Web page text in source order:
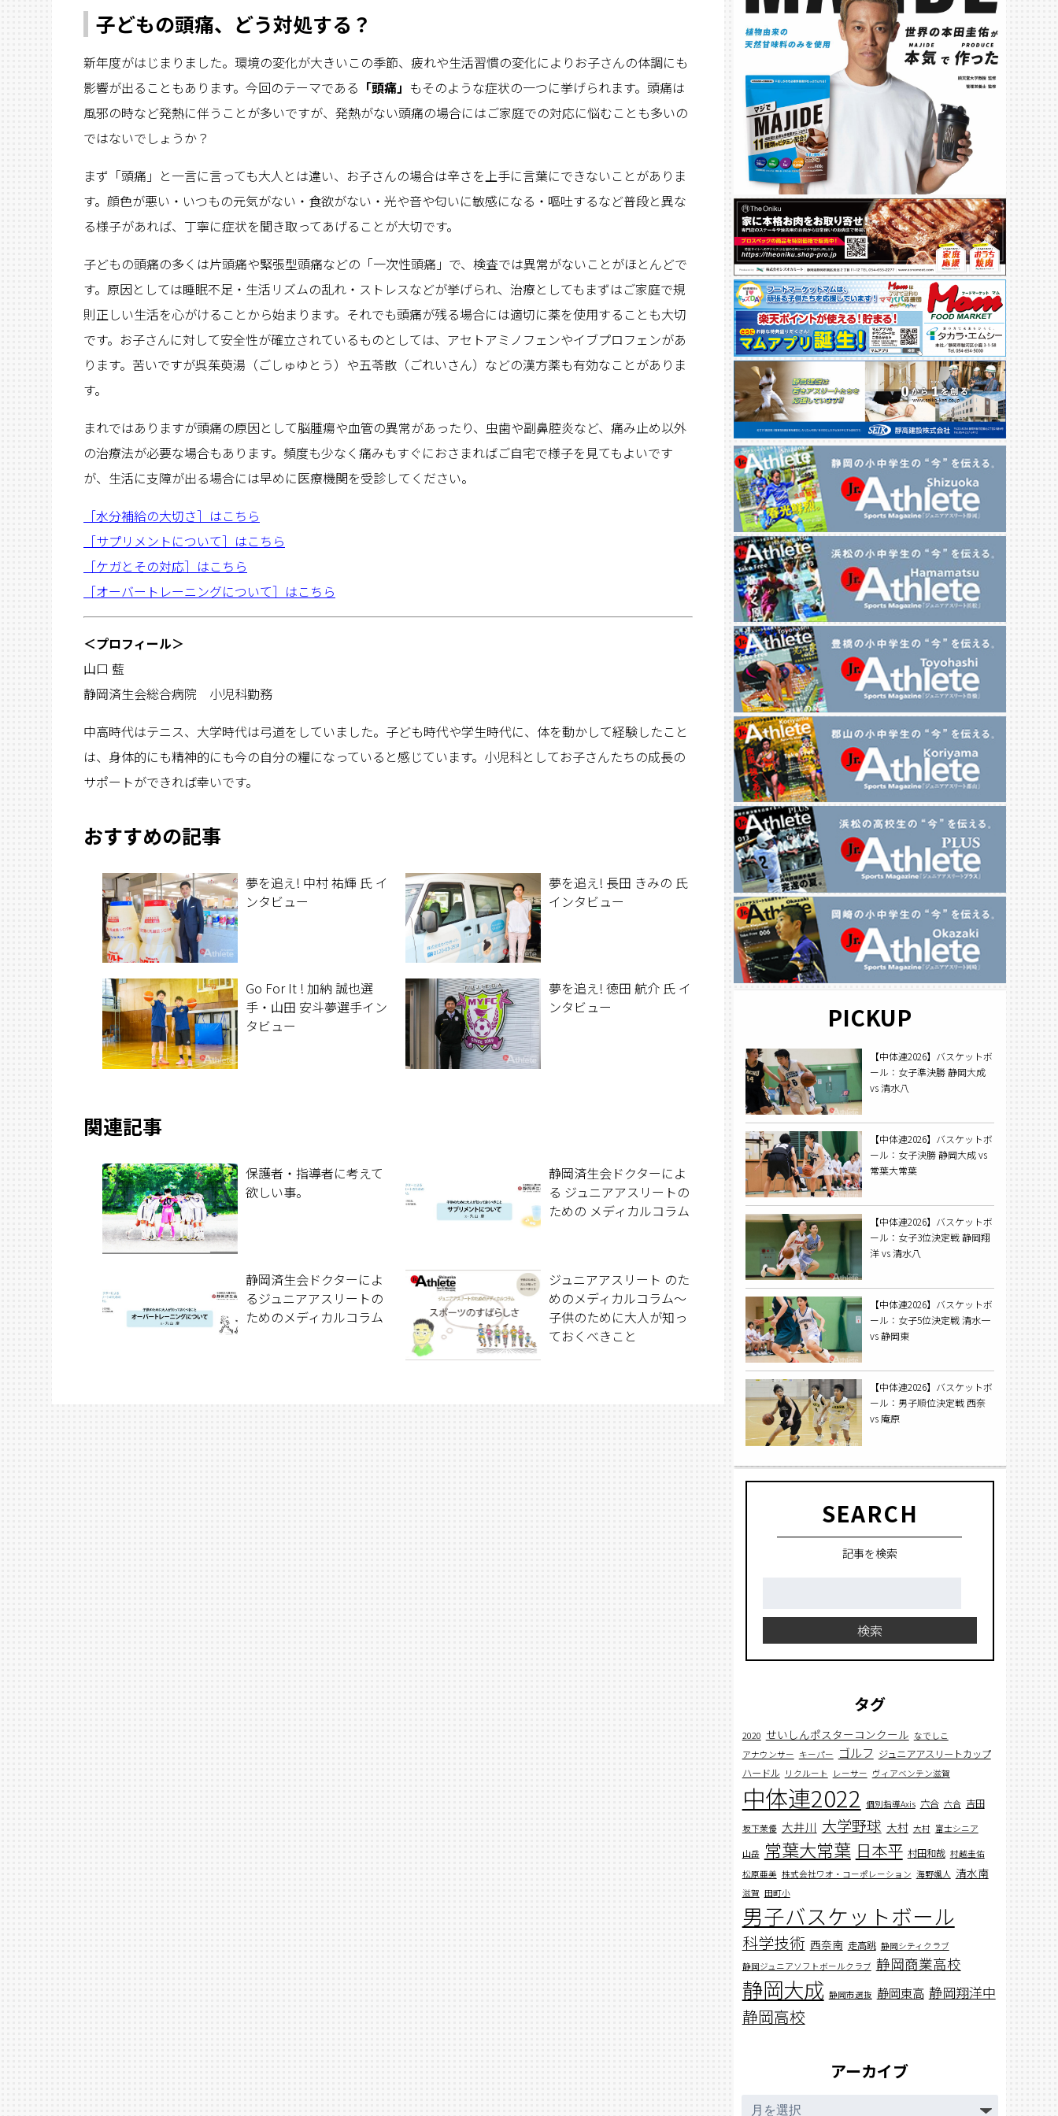
子どもの頭痛、どう対処する？
新年度がはじまりました。環境の変化が大きいこの季節、疲れや生活習慣の変化によりお子さんの体調にも
影響が出ることもあります。今回のテーマである 「頭痛」 もそのような症状の一つに挙げられます。頭痛は
風邪の時など発熱に伴うことが多いですが、発熱がない頭痛の場合にはご家庭での対応に悩むことも多いの
ではないでしょうか？
まず「頭痛」と一言に言っても大人とは違い、お子さんの場合は辛さを上手に言葉にできないことがありま
す。顔色が悪い・いつもの元気がない・食欲がない・光や音や匂いに敏感になる・嘔吐するなど普段と異な
る様子があれば、丁寧に症状を聞き取ってあげることが大切です。
子どもの頭痛の多くは片頭痛や緊張型頭痛などの「一次性頭痛」で、検査では異常がないことがほとんどで
す。原因としては睡眠不足・生活リズムの乱れ・ストレスなどが挙げられ、治療としてもまずはご家庭で規
則正しい生活を心がけることから始まります。それでも頭痛が残る場合には適切に薬を使用することも大切
です。お子さんに対して安全性が確立されているものとしては、アセトアミノフェンやイブプロフェンがあ
ります。苦いですが呉茱萸湯（ごしゅゆとう）や五苓散（ごれいさん）などの漢方薬も有効なことがありま
す。
まれではありますが頭痛の原因として脳腫瘍や血管の異常があったり、虫歯や副鼻腔炎など、痛み止め以外
の治療法が必要な場合もあります。頻度も少なく痛みもすぐにおさまればご自宅で様子を見てもよいです
が、生活に支障が出る場合には早めに医療機関を受診してください。
［水分補給の大切さ］はこちら
［サプリメントについて］はこちら
［ケガとその対応］はこちら
［オーバートレーニングについて］はこちら
＜プロフィール＞
山口 藍
静岡済生会総合病院 小児科勤務
中高時代はテニス、大学時代は弓道をしていました。子ども時代や学生時代に、体を動かして経験したこと
は、身体的にも精神的にも今の自分の糧になっていると感じています。小児科としてお子さんたちの成長の
サポートができれば幸いです。
おすすめの記事
夢を追え! 中村 祐輝 氏 イ
ンタビュー
夢を追え! 長田 きみの 氏
インタビュー
Go For It ! 加納 誠也選
手・山田 安斗夢選手イン
タビュー
夢を追え! 徳田 航介 氏 イ
ンタビュー
関連記事
保護者・指導者に考えて
欲しい事。
静岡済生会ドクターによ
る ジュニアアスリートの
ための メディカルコラム
静岡済生会ドクターによ
るジュニアアスリートの
ためのメディカルコラム
ジュニアアスリート のた
めのメディカルコラム〜
子供のために大人が知っ
ておくべきこと
PICKUP
【中体連2026】バスケットボ
ール：女子準決勝 静岡大成
vs 清水八
【中体連2026】バスケットボ
ール：女子決勝 静岡大成 vs
常葉大常葉
【中体連2026】バスケットボ
ール：女子3位決定戦 静岡翔
洋 vs 清水八
【中体連2026】バスケットボ
ール：女子5位決定戦 清水一
vs 静岡東
【中体連2026】バスケットボ
ール：男子順位決定戦 西奈
vs 庵原
SEARCH
記事を検索
検索
タグ
2020 せいしんポスターコンクール なでしこ
アナウンサー キーパー ゴルフ ジュニアアスリートカップ
ハードル リクルート レーサー ヴィアベンテン滋賀
中体連2022 個別指導Axis 六合 六合 吉田
坂下茉優 大井川 大学野球 大村 大村 富士シニア
山岳 常葉大常葉 日本平 村田和哉 村越圭佑
松原亜美 株式会社ワオ・コーポレーション 海野颯人 清水南
滋賀 田町小
男子バスケットボール
科学技術 西奈南 走高跳 静岡シティクラブ
静岡ジュニアソフトボールクラブ 静岡商業高校
静岡大成 静岡市選抜 静岡東高 静岡翔洋中
静岡高校
アーカイブ